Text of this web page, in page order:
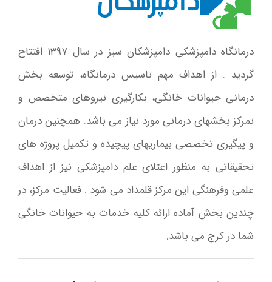
درمانگاه دامپزشکی دامپزشکان سبز در سال ۱۳۹۷ افتتاح
گردید . از اهداف مهم تاسیس درمانگاه، توسعه بخش
درمانی حیوانات خانگی، بکارگیری نیروهای متخصص و
تمرکز بخشهای درمانی مورد نیاز می باشد. همچنین درمان
و پیگیری تخصصی بیماریهای پیچیده و تکمیل پروژه های
تحقیقاتی به منظور اعتلای علم دامپزشکی نیز از اهداف
علمی وفرهنگی این مرکز قلمداد می شود . فعالیت مرکز، در
چندین بخش آماده ارائه کلیه خدمات به حیوانات خانگی
شما در کرج می باشد.